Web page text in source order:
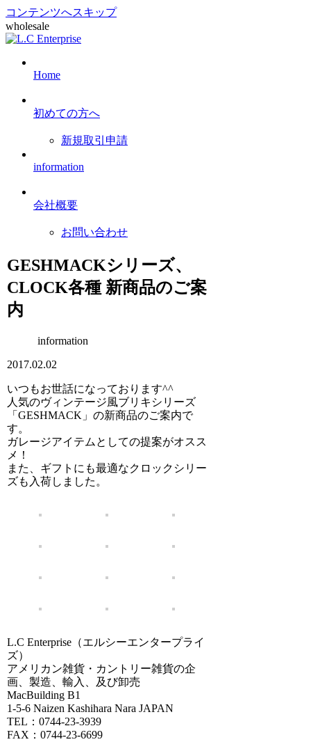
コンテンツへスキップ
wholesale
Home
初めての方へ
新規取引申請
information
会社概要
お問い合わせ
GESHMACKシリーズ、
CLOCK各種 新商品のご案
内
information
2017.02.02
いつもお世話になっております^^
人気のヴィンテージ風ブリキシリーズ
「GESHMACK」の新商品のご案内で
す。
ガレージアイテムとしての提案がオスス
メ！
また、ギフトにも最適なクロックシリー
ズも入荷しました。
L.C Enterprise（エルシーエンタープライ
ズ）
アメリカン雑貨・カントリー雑貨の企
画、製造、輸入、及び卸売
MacBuilding B1
1-5-6 Naizen Kashihara Nara JAPAN
TEL：0744-23-3939
FAX：0744-23-6699